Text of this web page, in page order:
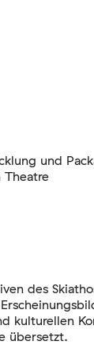
und
Theatre
des
kulturellen
übersetzt.